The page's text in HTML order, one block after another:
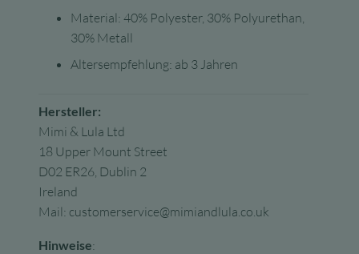
Material: 40% Polyester, 30% Polyurethan,
30% Metall
Altersempfehlung: ab 3 Jahren
Hersteller:
Mimi & Lula Ltd
18 Upper Mount Street
D02 ER26, Dublin 2
Ireland
Mail: customerservice@mimiandlula.co.uk
Hinweise: